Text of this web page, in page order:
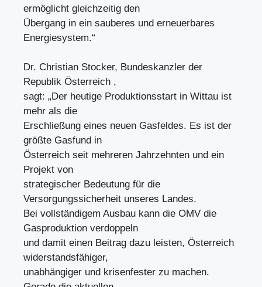
ermöglicht gleichzeitig den
Übergang in ein sauberes und erneuerbares
Energiesystem.“
Dr. Christian Stocker, Bundeskanzler der
Republik Österreich ,
sagt: „Der heutige Produktionsstart in Wittau ist
mehr als die
Erschließung eines neuen Gasfeldes. Es ist der
größte Gasfund in
Österreich seit mehreren Jahrzehnten und ein
Projekt von
strategischer Bedeutung für die
Versorgungssicherheit unseres Landes.
Bei vollständigem Ausbau kann die OMV die
Gasproduktion verdoppeln
und damit einen Beitrag dazu leisten, Österreich
widerstandsfähiger,
unabhängiger und krisenfester zu machen.